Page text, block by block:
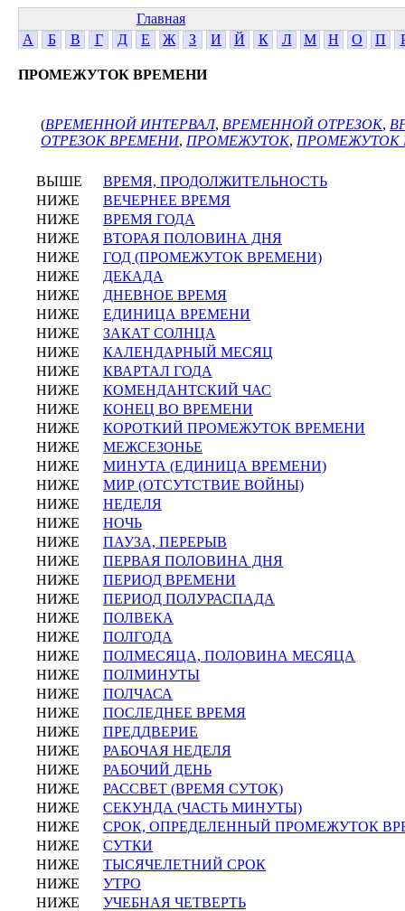
Главная
А
Б В Г Д Е Ж З И Й К Л М Н О П
ПРОМЕЖУТОК ВРЕМЕНИ
(ВРЕМЕННОЙ ИНТЕРВАЛ, ВРЕМЕННОЙ ОТРЕЗОК,
ОТРЕЗОК ВРЕМЕНИ, ПРОМЕЖУТОК, ПРОМЕЖУТОК
ВЫШЕ
ВРЕМЯ, ПРОДОЛЖИТЕЛЬНОСТЬ
НИЖЕ
ВЕЧЕРНЕЕ ВРЕМЯ
НИЖЕ
ВРЕМЯ ГОДА
НИЖЕ
ВТОРАЯ ПОЛОВИНА ДНЯ
НИЖЕ
ГОД (ПРОМЕЖУТОК ВРЕМЕНИ)
НИЖЕ
ДЕКАДА
НИЖЕ
ДНЕВНОЕ ВРЕМЯ
НИЖЕ
ЕДИНИЦА ВРЕМЕНИ
НИЖЕ
ЗАКАТ СОЛНЦА
НИЖЕ
КАЛЕНДАРНЫЙ МЕСЯЦ
НИЖЕ
КВАРТАЛ ГОДА
НИЖЕ
КОМЕНДАНТСКИЙ ЧАС
НИЖЕ
КОНЕЦ ВО ВРЕМЕНИ
НИЖЕ
КОРОТКИЙ ПРОМЕЖУТОК ВРЕМЕНИ
НИЖЕ
МЕЖСЕЗОНЬЕ
НИЖЕ
МИНУТА (ЕДИНИЦА ВРЕМЕНИ)
НИЖЕ
МИР (ОТСУТСТВИЕ ВОЙНЫ)
НИЖЕ
НЕДЕЛЯ
НИЖЕ
НОЧЬ
НИЖЕ
ПАУЗА, ПЕРЕРЫВ
НИЖЕ
ПЕРВАЯ ПОЛОВИНА ДНЯ
НИЖЕ
ПЕРИОД ВРЕМЕНИ
НИЖЕ
ПЕРИОД ПОЛУРАСПАДА
НИЖЕ
ПОЛВЕКА
НИЖЕ
ПОЛГОДА
НИЖЕ
ПОЛМЕСЯЦА, ПОЛОВИНА МЕСЯЦА
НИЖЕ
ПОЛМИНУТЫ
НИЖЕ
ПОЛЧАСА
НИЖЕ
ПОСЛЕДНЕЕ ВРЕМЯ
НИЖЕ
ПРЕДДВЕРИЕ
НИЖЕ
РАБОЧАЯ НЕДЕЛЯ
НИЖЕ
РАБОЧИЙ ДЕНЬ
НИЖЕ
РАССВЕТ (ВРЕМЯ СУТОК)
НИЖЕ
СЕКУНДА (ЧАСТЬ МИНУТЫ)
НИЖЕ
СРОК, ОПРЕДЕЛЕННЫЙ ПРОМЕЖУТОК
НИЖЕ
СУТКИ
НИЖЕ
ТЫСЯЧЕЛЕТНИЙ СРОК
НИЖЕ
УТРО
НИЖЕ
УЧЕБНАЯ ЧЕТВЕРТЬ